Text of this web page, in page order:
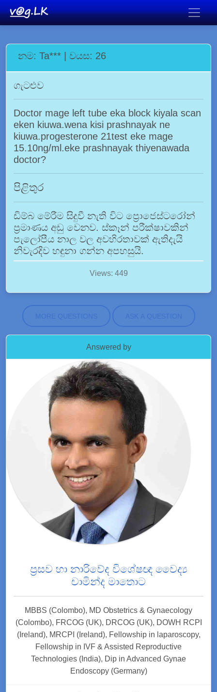
නම: Ta*** | වයස: 26
ගැටළුව
Doctor mage left tube eka block kiyala scan
eken kiuwa.wena kisi prashnayak ne
kiuwa.progesterone 21test eke mage
15.10ng/ml.eke prashnayak thiyenawada
doctor?
පිළිතුර
ඩිම්බ මේරීම සිදුවී නැති විට ප්‍රොජෙස්ටරෝන්
ප්‍රමාණය අඩු වෙනව. ස්කෑන් පරීක්ෂාවකින්
පැලෝපීය නාල වල අවහිරතාවක් ඇතිදැයි
නිවැරදිව හඳුනා ගන්න අපහසුයි.
Views: 449
MORE QUESTIONS ASK A QUESTION
Answered by
ප්‍රසව හා නාරිවේද විශේෂඥ වෛද්‍ය
චාමින්ද මාතොට
MBBS (Colombo), MD Obstetrics & Gynaecology
(Colombo), FRCOG (UK), DRCOG (UK), DOWH RCPI
(Ireland), MRCPI (Ireland), Fellowship in laparoscopy,
Fellowship in IVF & Assisted Reproductive
Technologies (India), Dip in Advanced Gynae
Endoscopy (Germany)